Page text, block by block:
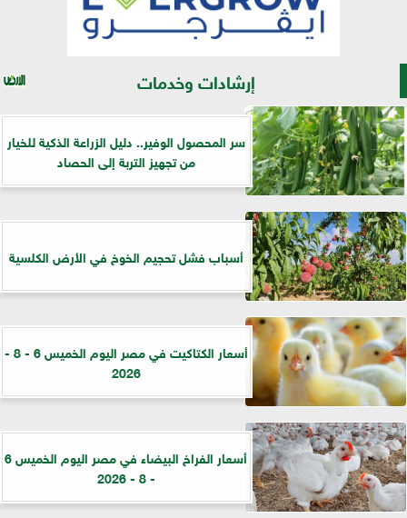
إرشادات وخدمات
سر المحصول الوفير.. دليل الزراعة الذكية للخيار
من تجهيز التربة إلى الحصاد
أسباب فشل تحجيم الخوخ في الأرض الكلسية
أسعار الكتاكيت في مصر اليوم الخميس 6 - 8 -
2026
أسعار الفراخ البيضاء في مصر اليوم الخميس 6
- 8 - 2026